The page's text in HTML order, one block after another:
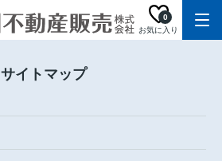
お気に入り
0
サイトマップ